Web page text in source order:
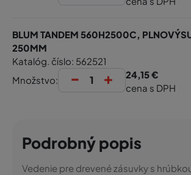
BLUM TANDEM 560H2500C,
250MM
Katalóg. číslo: 562521
Množstvo:
- +
24,15 €
cena s DPH
Podrobný popis
Vedenie pre drevené zásuvky s